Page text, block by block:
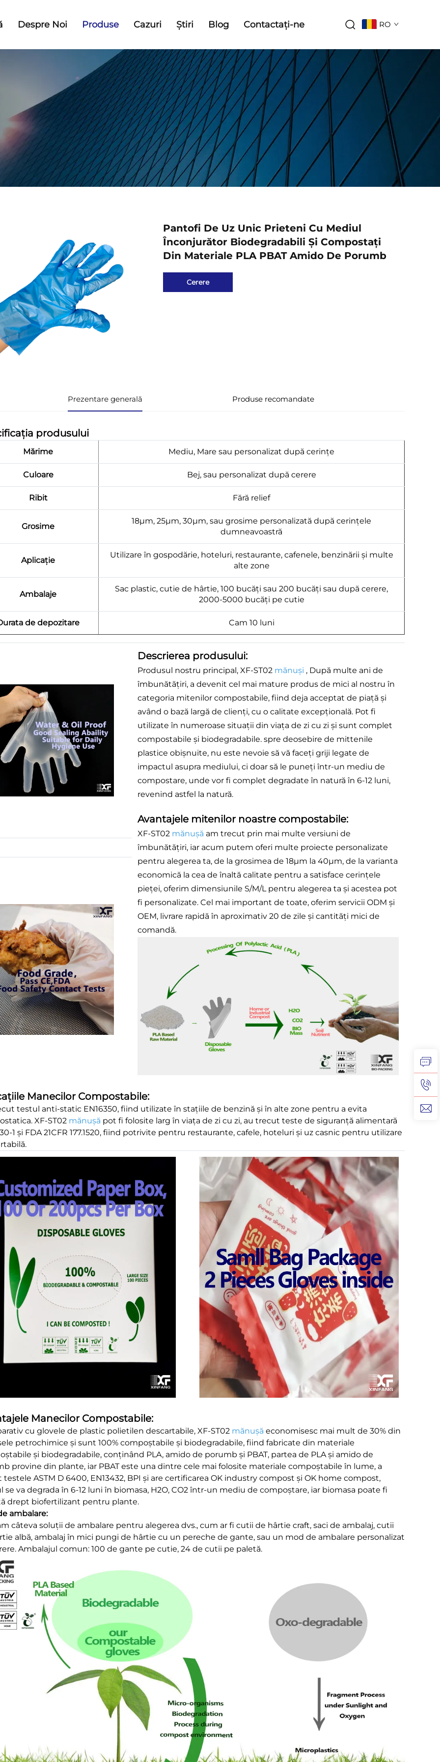
Despre Noi Produse Cazuri Știri Blog Contactați-ne RO
Pantofi De Uz Unic Prieteni Cu Mediul
Înconjurător Biodegradabili Și Compostați
Din Materiale PLA PBAT Amido De Porumb
Cerere
Prezentare generală Produse recomandate
produsului
Mărime Mediu, Mare sau personalizat după cerințe
Culoare Bej, sau personalizat după cerere
Ribit Fără relief
Grosime
18μm, 25μm, 30μm, sau grosime personalizată după cerințele
dumneavoastră
Aplicație
Utilizare în gospodărie, hoteluri, restaurante, cafenele, benzinării și multe
alte zone
Ambalaje
Sac plastic, cutie de hârtie, 100 bucăți sau 200 bucăți sau după cerere,
2000-5000 bucăți pe cutie
de depozitare Cam 10 luni
Descrierea produsului:
Produsul nostru principal, XF-ST02 mănuși , După multe ani de
îmbunătățiri, a devenit cel mai mature produs de mici al nostru în
categoria mitenilor compostabile, fiind deja acceptat de piață și
având o bază largă de clienți, cu o calitate excepțională. Pot fi
utilizate în numeroase situații din viața de zi cu zi și sunt complet
compostabile și biodegradabile. spre deosebire de mittenile
plastice obișnuite, nu este nevoie să vă faceți griji legate de
impactul asupra mediului, ci doar să le puneți într-un mediu de
compostare, unde vor fi complet degradate în natură în 6-12 luni,
revenind astfel la natură.
Avantajele mitenilor noastre compostabile:
XF-ST02 mănuşă am trecut prin mai multe versiuni de
îmbunătățiri, iar acum putem oferi multe proiecte personalizate
pentru alegerea ta, de la grosimea de 18μm la 40μm, de la varianta
economică la cea de înaltă calitate pentru a satisface cerințele
pieței, oferim dimensiunile S/M/L pentru alegerea ta și acestea pot
fi personalizate. Cel mai important de toate, oferim servicii ODM și
OEM, livrare rapidă în aproximativ 20 de zile și cantități mici de
comandă.
Manecilor Compostabile:
testul anti-static EN16350, fiind utilizate în stațiile de benzină și în alte zone pentru a evita
XF-ST02 mănuşă pot fi folosite larg în viața de zi cu zi, au trecut teste de siguranță alimentară
1 și FDA 21CFR 177.1520, fiind potrivite pentru restaurante, cafele, hoteluri și uz casnic pentru utilizare
Manecilor Compostabile:
cu glovele de plastic polietilen descartabile, XF-ST02 mănuşă economisesc mai mult de 30% din
petrochimice și sunt 100% compoștabile și biodegradabile, fiind fabricate din materiale
și biodegradabile, conținând PLA, amido de porumb și PBAT, partea de PLA și amido de
provine din plante, iar PBAT este una dintre cele mai folosite materiale compoștabile în lume, a
ASTM D 6400, EN13432, BPI și are certificarea OK industry compost și OK home compost,
se va degrada în 6-12 luni în biomasa, H2O, CO2 într-un mediu de compoștare, iar biomasa poate fi
drept biofertilizant pentru plante.
ambalare:
câteva soluții de ambalare pentru alegerea dvs., cum ar fi cutii de hârtie craft, saci de ambalaj, cutii
albă, ambalaj în mici pungi de hârtie cu un pereche de gante, sau un mod de ambalare personalizat
Ambalajul comun: 100 de gante pe cutie, 24 de cutii pe paletă.